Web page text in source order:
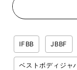
IFBB JBBF
ベストボディジャ